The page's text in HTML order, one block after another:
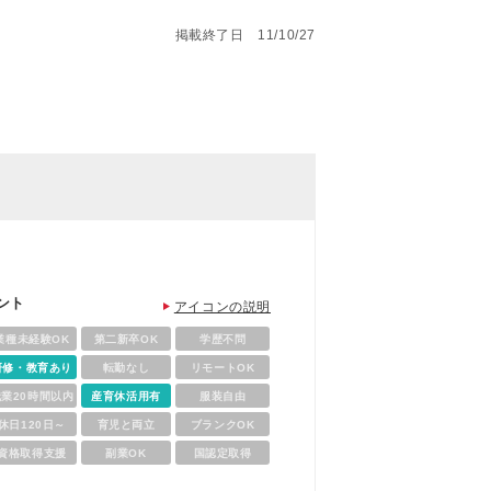
掲載終了日 11/10/27
ト アイコンの説明
種未経験OK 第二新卒OK 学歴不問
修・教育あり 転勤なし リモートOK
業20時間以内 産育休活用有 服装自由
日120日～ 育児と両立 ブランクOK
格取得支援 副業OK 国認定取得